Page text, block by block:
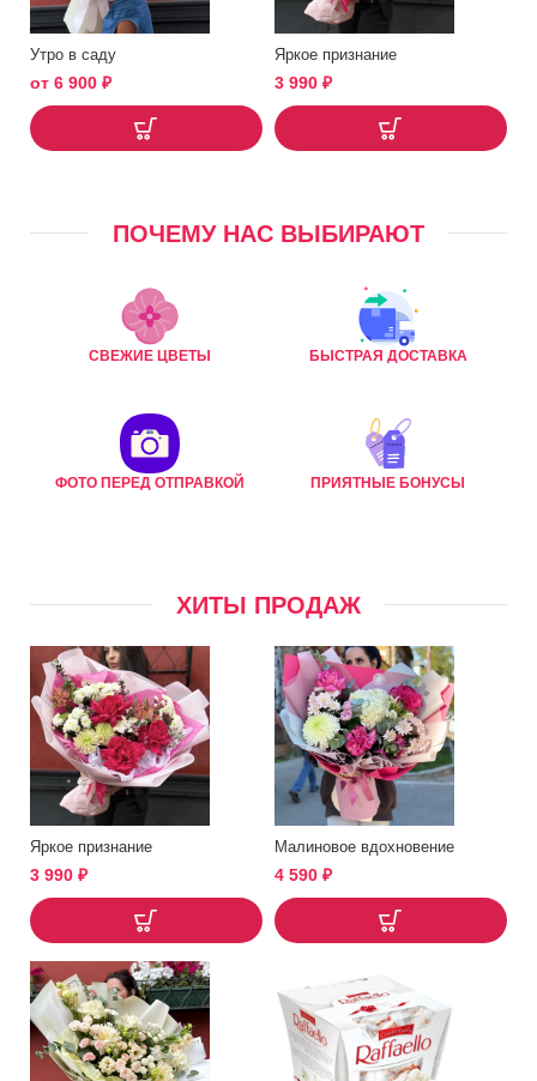
Утро в саду
от 6 900 ₽
Яркое признание
3 990 ₽
ПОЧЕМУ НАС ВЫБИРАЮТ
СВЕЖИЕ ЦВЕТЫ БЫСТРАЯ ДОСТАВКА
ФОТО ПЕРЕД ОТПРАВКОЙ ПРИЯТНЫЕ БОНУСЫ
ХИТЫ ПРОДАЖ
Яркое признание
3 990 ₽
Малиновое вдохновение
4 590 ₽